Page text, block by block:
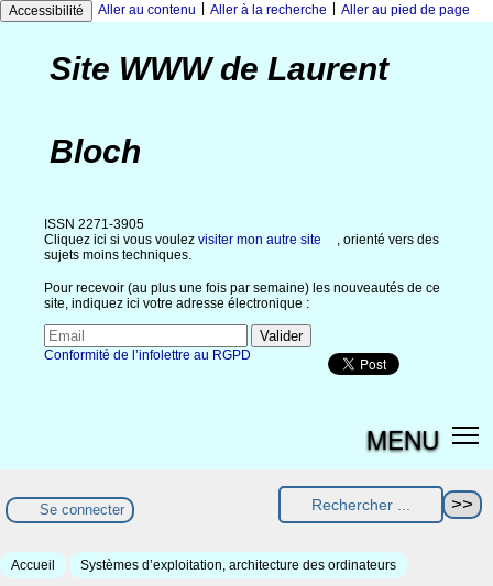
Accessibilité Aller au contenu Aller à la recherche Aller au pied de page
Site WWW de Laurent
Bloch
ISSN 2271-3905
Cliquez ici si vous voulez visiter mon autre site
, orienté vers des
sujets moins techniques.
Pour recevoir (au plus une fois par semaine) les nouveautés de ce
site, indiquez ici votre adresse électronique :
Conformité de l’infolettre au RGPD
MENU
Se connecter
Accueil Systèmes d’exploitation, architecture des ordinateurs